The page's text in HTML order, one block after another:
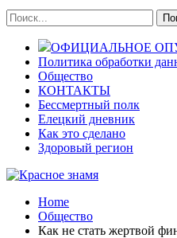
ОФИЦИАЛЬНОЕ
Политика обработки
Общество
КОНТАКТЫ
Бессмертный полк
Елецкий дневник
Как это сделано
Здоровый регион
Home
Общество
Как не стать жертвой